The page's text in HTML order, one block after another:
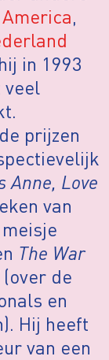
,
in 1993
veel
prijzen
Anne, Love
van
The War
(over de
en
Hij heeft
van een